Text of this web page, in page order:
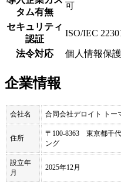
タム有無
可
セキュリティ
認証
ISO/IEC
法令対応 個人情報保
企業情報
会社名 合同会社デロイト トー
住所
〒100-8363 東京都千
ング
設立年
月
2025年12月